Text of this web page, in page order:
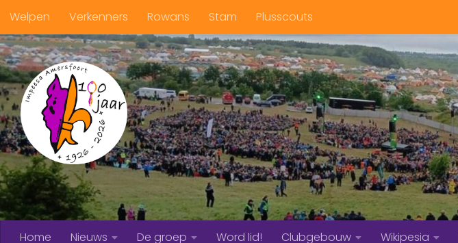
Doorgaan naar inhoud
Welpen Verkenners Rowans Stam Plusscouts
Home Nieuws De groep Word lid! Clubgebouw Wikipesia